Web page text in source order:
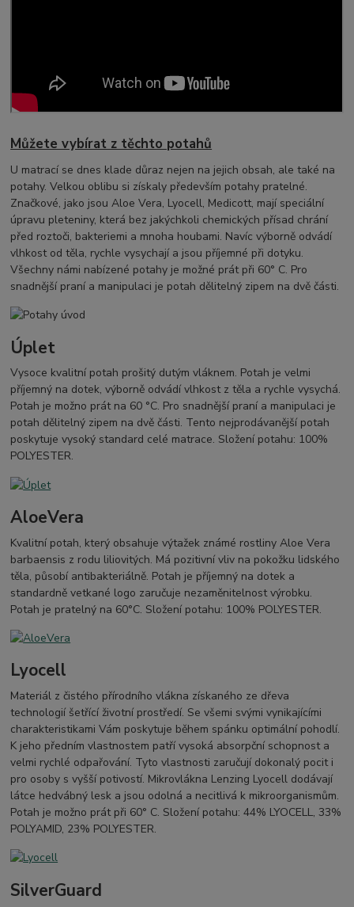
Můžete vybírat z těchto potahů
U matrací se dnes klade důraz nejen na jejich obsah, ale také na
potahy. Velkou oblibu si získaly především potahy pratelné.
Značkové, jako jsou Aloe Vera, Lyocell, Medicott, mají speciální
úpravu pleteniny, která bez jakýchkoli chemických přísad chrání
před roztoči, bakteriemi a mnoha houbami. Navíc výborně odvádí
vlhkost od těla, rychle vysychají a jsou příjemné při dotyku.
Všechny námi nabízené potahy je možné prát při 60° C. Pro
snadnější praní a manipulaci je potah dělitelný zipem na dvě části.
Úplet
Vysoce kvalitní potah prošitý dutým vláknem. Potah je velmi
příjemný na dotek, výborně odvádí vlhkost z těla a rychle vysychá.
Potah je možno prát na 60 °C. Pro snadnější praní a manipulaci je
potah dělitelný zipem na dvě části. Tento nejprodávanější potah
poskytuje vysoký standard celé matrace. Složení potahu: 100%
POLYESTER.
AloeVera
Kvalitní potah, který obsahuje výtažek známé rostliny Aloe Vera
barbaensis z rodu liliovitých. Má pozitivní vliv na pokožku lidského
těla, působí antibakteriálně. Potah je příjemný na dotek a
standardně vetkané logo zaručuje nezaměnitelnost výrobku.
Potah je pratelný na 60°C. Složení potahu: 100% POLYESTER.
Lyocell
Materiál z čistého přírodního vlákna získaného ze dřeva
technologií šetřící životní prostředí. Se všemi svými vynikajícími
charakteristikami Vám poskytuje během spánku optimální pohodlí.
K jeho předním vlastnostem patří vysoká absorpční schopnost a
velmi rychlé odpařování. Tyto vlastnosti zaručují dokonalý pocit i
pro osoby s vyšší potivostí. Mikrovlákna Lenzing Lyocell dodávají
látce hedvábný lesk a jsou odolná a necitlivá k mikroorganismům.
Potah je možno prát při 60° C. Složení potahu: 44% LYOCELL, 33%
POLYAMID, 23% POLYESTER.
SilverGuard